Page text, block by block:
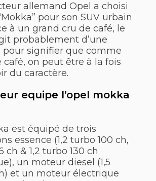
allemand Opel a choisi
pour son SUV urbain
à un grand cru de café, le
probablement d’une
signifier que comme
café, on peut être à la fois
du caractère.
equipe l’opel mokka
est équipé de trois
essence (1,2 turbo 100 ch,
ch & 1,2 turbo 130 ch
un moteur diesel (1,5
et un moteur électrique